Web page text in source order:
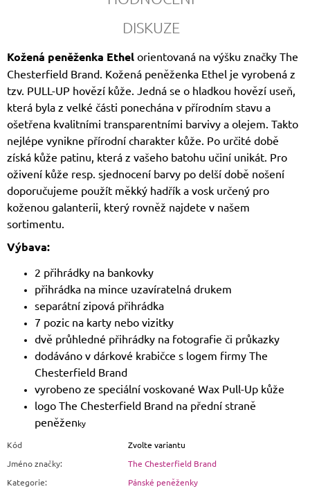
DISKUZE
Kožená peněženka Ethel orientovaná na výšku značky The
Chesterfield Brand. Kožená peněženka Ethel je vyrobená z
tzv. PULL-UP hovězí kůže. Jedná se o hladkou hovězí useň,
která byla z velké části ponechána v přírodním stavu a
ošetřena kvalitními transparentními barvivy a olejem. Takto
nejlépe vynikne přírodní charakter kůže. Po určité době
získá kůže patinu, která z vašeho batohu učiní unikát. Pro
oživení kůže resp. sjednocení barvy po delší době nošení
doporučujeme použít měkký hadřík a vosk určený pro
koženou galanterii, který rovněž najdete v našem
sortimentu.
Výbava:
2 přihrádky na bankovky
přihrádka na mince uzavíratelná drukem
separátní zipová přihrádka
7 pozic na karty nebo vizitky
dvě průhledné přihrádky na fotografie či průkazky
dodáváno v dárkové krabičce s logem firmy The
Chesterfield Brand
vyrobeno ze speciální voskované Wax Pull-Up kůže
logo The Chesterfield Brand na přední straně
peněženky
Kód
Zvolte variantu
Jméno značky:
The Chesterfield Brand
Kategorie:
Pánské peněženky